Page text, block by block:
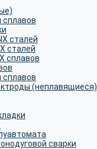
сплавов
сталей
сталей
сплавов
сплавов
(неплавящиеся)
сварки